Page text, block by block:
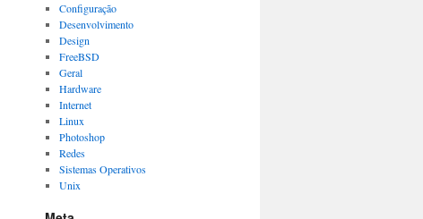
Configuração
Desenvolvimento
Design
FreeBSD
Geral
Hardware
Internet
Linux
Photoshop
Redes
Sistemas Operativos
Unix